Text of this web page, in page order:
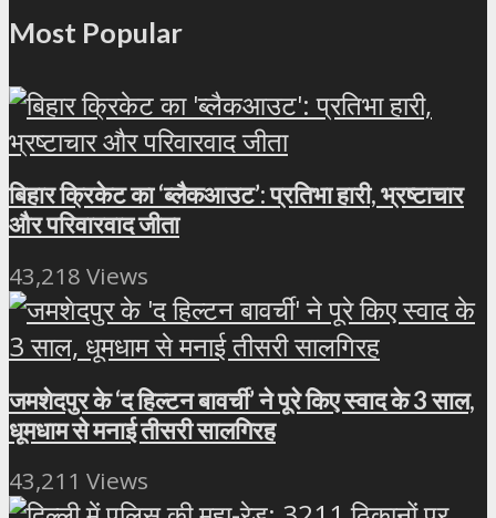
Most Popular
बिहार क्रिकेट का ‘ब्लैकआउट’: प्रतिभा हारी, भ्रष्टाचार
और परिवारवाद जीता
43,218 Views
जमशेदपुर के ‘द हिल्टन बावर्ची’ ने पूरे किए स्वाद के 3 साल,
धूमधाम से मनाई तीसरी सालगिरह
43,211 Views